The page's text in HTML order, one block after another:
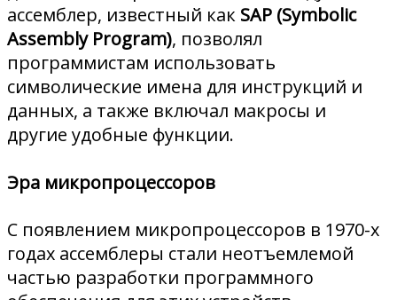
ассемблер, известный как SAP (Symbolic
Assembly Program), позволял
программистам использовать
символические имена для инструкций и
данных, а также включал макросы и
другие удобные функции.
Эра микропроцессоров
С появлением микропроцессоров в 1970-х
годах ассемблеры стали неотъемлемой
частью разработки программного